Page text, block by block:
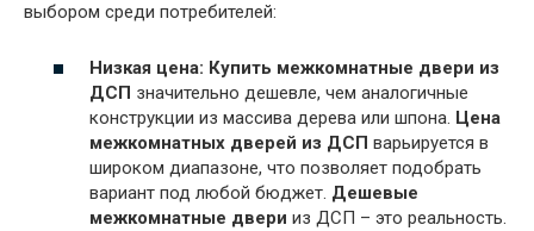
выбором среди потребителей:
Низкая цена: Купить межкомнатные двери из
ДСП значительно дешевле, чем аналогичные
конструкции из массива дерева или шпона. Цена
межкомнатных дверей из ДСП варьируется в
широком диапазоне, что позволяет подобрать
вариант под любой бюджет. Дешевые
межкомнатные двери из ДСП – это реальность.